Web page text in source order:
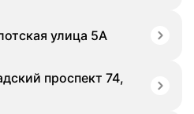
улица 5А
проспект 74,